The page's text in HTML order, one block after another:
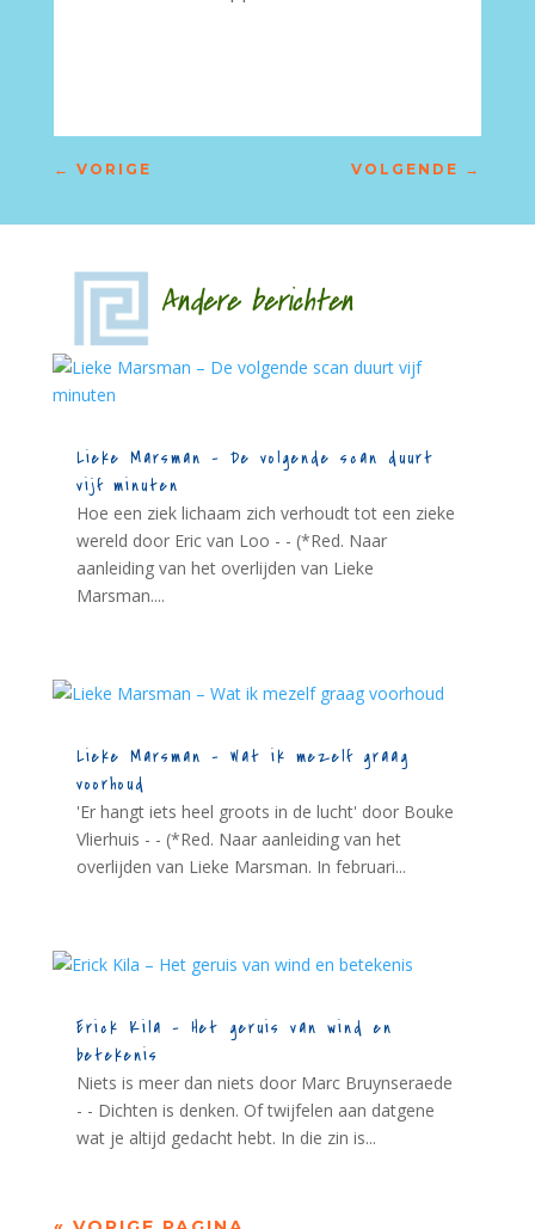
← VORIGE VOLGENDE →
Andere berichten
Lieke Marsman – De volgende scan duurt
vijf minuten
Hoe een ziek lichaam zich verhoudt tot een zieke
wereld door Eric van Loo - - (*Red. Naar
aanleiding van het overlijden van Lieke
Marsman....
Lieke Marsman – Wat ik mezelf graag
voorhoud
'Er hangt iets heel groots in de lucht' door Bouke
Vlierhuis - - (*Red. Naar aanleiding van het
overlijden van Lieke Marsman. In februari...
Erick Kila – Het geruis van wind en
betekenis
Niets is meer dan niets door Marc Bruynseraede
- - Dichten is denken. Of twijfelen aan datgene
wat je altijd gedacht hebt. In die zin is...